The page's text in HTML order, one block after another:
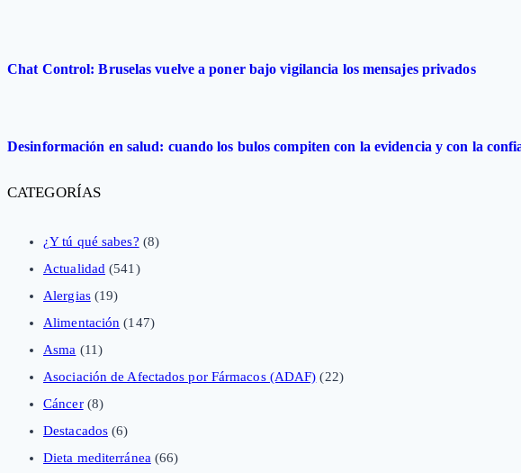
Chat Control: Bruselas vuelve a poner bajo vigilancia los mensajes privados
Desinformación en salud: cuando los bulos compiten con la evidencia y con la
CATEGORÍAS
¿Y tú qué sabes? (8)
Actualidad (541)
Alergias(19)
Alimentación (147)
Asma (11)
Asociación de Afectados por Fármacos (ADAF) (22)
Cáncer(8)
Destacados (6)
Dieta mediterránea (66)